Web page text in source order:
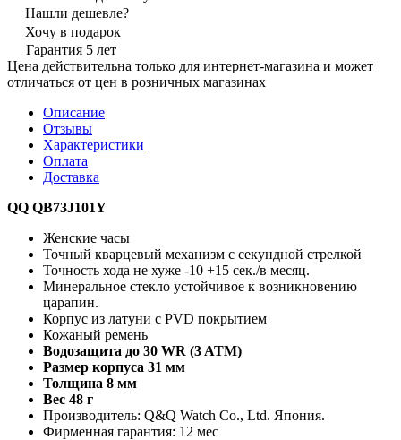
Нашли дешевле?
Хочу в подарок
Гарантия 5 лет
Цена действительна только для интернет-магазина и может
отличаться от цен в розничных магазинах
Описание
Отзывы
Характеристики
Оплата
Доставка
QQ QB73J101Y
Женские часы
Точный кварцевый механизм с секундной стрелкой
Точность хода не хуже -10 +15 сек./в месяц.
Минеральное стекло устойчивое к возникновению
царапин.
Корпус из латуни с PVD покрытием
Кожаный ремень
Водозащита до 30 WR (3 ATM)
Размер корпуса 31 мм
Толщина 8 мм
Вес 48 г
Производитель: Q&Q Watch Co., Ltd. Япония.
Фирменная гарантия: 12 мес